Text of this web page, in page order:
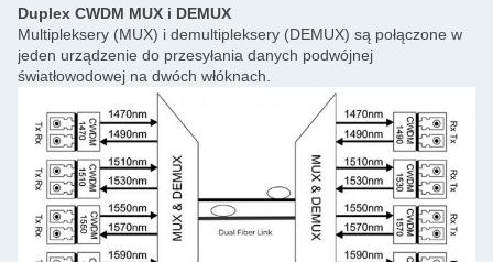
Duplex CWDM MUX i DEMUX
Multipleksery (MUX) i demultipleksery (DEMUX) są połączone w
jeden urządzenie do przesyłania danych podwójnej
światłowodowej na dwóch włóknach.